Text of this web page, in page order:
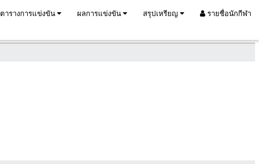
ตารางการแข่งขัน ผลการแข่งขัน สรุปเหรียญ รายชื่อนักกีฬา